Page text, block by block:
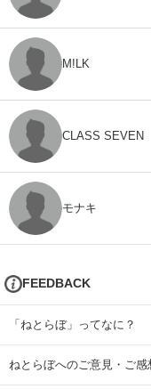
M!LK
CLASS SEVEN
モナキ
FEEDBACK
「ねとらぼ」ってなに？
ねとらぼへのご意見・ご感